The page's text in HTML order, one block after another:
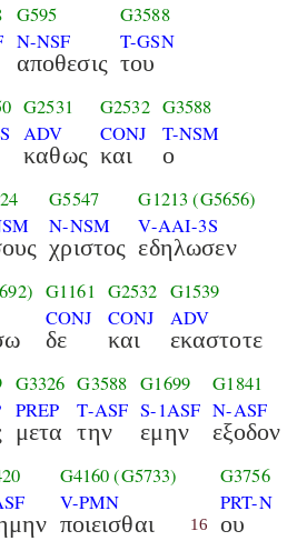
G595
N-NSF
αποθεσις
G3588
T-GSN
του
G2531
ADV
καθως
G2532
CONJ
και
G3588
T-NSM
ο
G5547
N-NSM
χριστος
G1213 (G5656)
V-AAI-3S
εδηλωσεν
G1161
CONJ
δε
G2532
CONJ
και
G1539
ADV
εκαστοτε
G3326
PREP
μετα
G3588
T-ASF
την
G1699
S-1ASF
εμην
G1841
N-ASF
εξοδον
G4160 (G5733)
V-PMN
ποιεισθαι 16
G3756
PRT-N
ου